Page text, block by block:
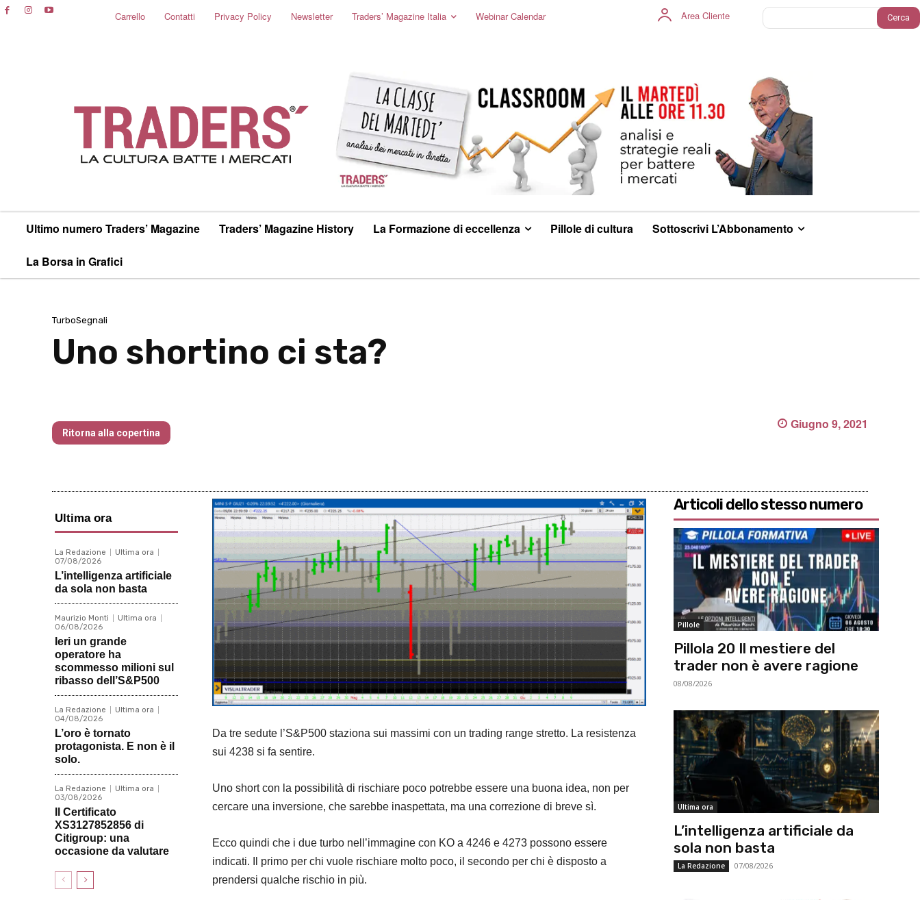
Carrello Contatti Privacy Policy Newsletter Traders’ Magazine Italia Webinar Calendar Area Cliente Cerca
Ultimo numero Traders’ Magazine Traders’ Magazine History La Formazione di eccellenza Pillole di cultura Sottoscrivi L’Abbonamento
La Borsa in Grafici
TurboSegnali
Uno shortino ci sta?
Ritorna alla copertina
Giugno 9, 2021
Ultima ora
La Redazione
Ultima ora
07/08/2026
L’intelligenza artificiale
da sola non basta
Maurizio Monti
Ultima ora
06/08/2026
Ieri un grande
operatore ha
scommesso milioni sul
ribasso dell’S&P500
La Redazione
Ultima ora
04/08/2026
L’oro è tornato
protagonista. E non è il
solo.
La Redazione
Ultima ora
03/08/2026
Il Certificato
XS3127852856 di
Citigroup: una
occasione da valutare
Da tre sedute l’S&P500 staziona sui massimi con un trading range stretto. La resistenza
sui 4238 si fa sentire.
Uno short con la possibilità di rischiare poco potrebbe essere una buona idea, non per
cercare una inversione, che sarebbe inaspettata, ma una correzione di breve sì.
Ecco quindi che i due turbo nell’immagine con KO a 4246 e 4273 possono essere
indicati. Il primo per chi vuole rischiare molto poco, il secondo per chi è disposto a
prendersi qualche rischio in più.
Articoli dello stesso numero
Pillole
Pillola 20 Il mestiere del
trader non è avere ragione
08/08/2026
Ultima ora
L’intelligenza artificiale da
sola non basta
La Redazione 07/08/2026